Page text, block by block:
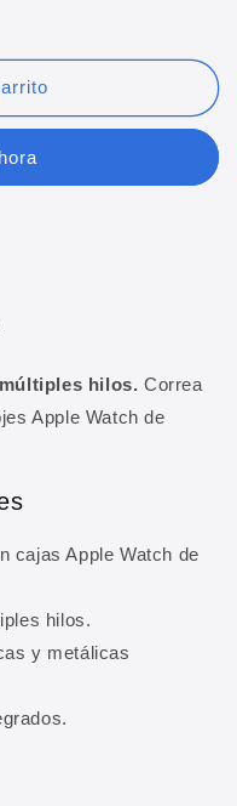
hilos. Correa
Apple Watch de
cajas Apple Watch de
hilos.
y metálicas